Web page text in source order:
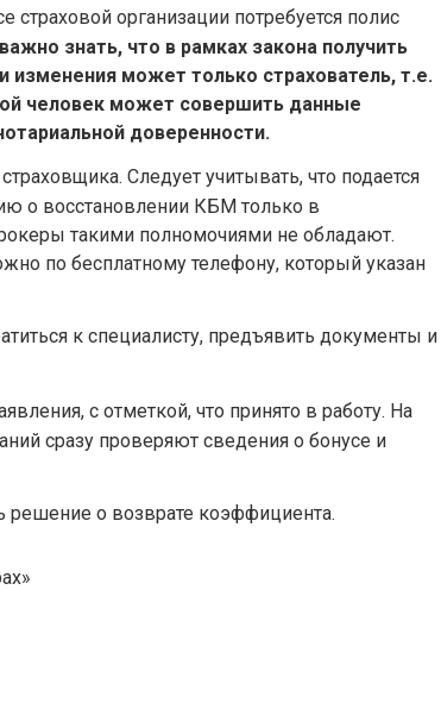
организации потребуется полис
знать, что в рамках закона получить
изменения может только страхователь, т.е.
человек может совершить данные
доверенности.
Следует учитывать, что подается
о восстановлении КБМ только в
такими полномочиями не обладают.
по бесплатному телефону, который указан
к специалисту, предъявить документы и
с отметкой, что принято в работу. На
сразу проверяют сведения о бонусе и
решение о возврате коэффициента.